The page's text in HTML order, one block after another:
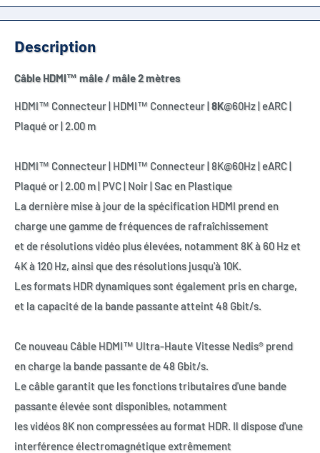
Description
Câble HDMI™ mâle / mâle 2 mètres
HDMI™ Connecteur | HDMI™ Connecteur |8K@60Hz | eARC |
Plaqué or | 2.00 m
HDMI™ Connecteur | HDMI™ Connecteur | 8K@60Hz | eARC |
Plaqué or | 2.00 m | PVC | Noir | Sac en Plastique
La dernière mise à jour de la spécification HDMI prend en
charge une gamme de fréquences de rafraîchissement
et de résolutions vidéo plus élevées, notamment 8K à 60 Hz et
4K à 120 Hz, ainsi que des résolutions jusqu'à 10K.
Les formats HDR dynamiques sont également pris en charge,
et la capacité de la bande passante atteint 48 Gbit/s.
Ce nouveau Câble HDMI™ Ultra-Haute Vitesse Nedis® prend
en charge la bande passante de 48 Gbit/s.
Le câble garantit que les fonctions tributaires d'une bande
passante élevée sont disponibles, notamment
les vidéos 8K non compressées au format HDR. Il dispose d'une
interférence électromagnétique extrêmement